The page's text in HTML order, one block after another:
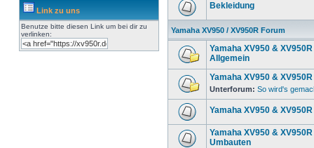
Link zu uns
Benutze bitte diesen Link um bei dir zu
verlinken:
Bekleidung
Yamaha XV950 / XV950R Forum
Yamaha XV950 & XV950R
Allgemein
Yamaha XV950 &
Unterforum: So wird's
Yamaha XV950 &
Yamaha XV950 & XV950R
Umbauten